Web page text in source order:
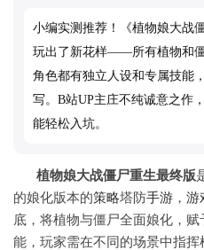
小编实测推荐！《植物娘大战
玩出了新花样——所有植物和
角色都有独立人设和专属技能
写。B站UP主庄不纯诚意之作
能轻松入坑。
植物娘大战僵尸重生最终版
的娘化版本的策略塔防手游 ， 游
底，将植物与僵尸全面娘化，
能，玩家需在不同的场景中指挥